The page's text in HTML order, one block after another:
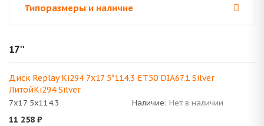
Типоразмеры и наличие
17''
Диск Replay Ki294 7x17 5*114.3 ET50 DIA67.1 Silver
ЛитойKi294 Silver
7x17 5x114.3 Наличие: Нет в наличии
11 258 ₽